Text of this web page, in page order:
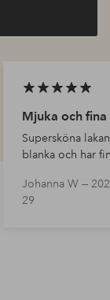
Mjuka och fina
Supersköna
blanka och har
Johanna W —
29